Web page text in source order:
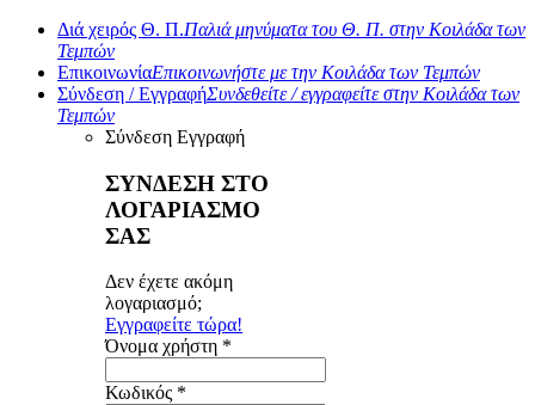
Διά χειρός Θ. Π.Παλιά μηνύματα του Θ. Π. στην Κοιλάδα των
Τεμπών
ΕπικοινωνίαΕπικοινωνήστε με την Κοιλάδα των Τεμπών
Σύνδεση / ΕγγραφήΣυνδεθείτε / εγγραφείτε στην Κοιλάδα των
Τεμπών
Σύνδεση Εγγραφή
ΣΥΝΔΕΣΗ ΣΤΟ
ΛΟΓΑΡΙΑΣΜΟ
ΣΑΣ
Δεν έχετε ακόμη
λογαριασμό;
Εγγραφείτε τώρα!
Όνομα χρήστη *
Κωδικός *